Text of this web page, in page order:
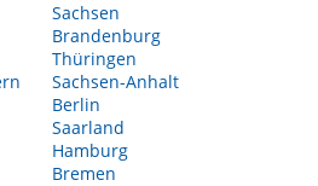
Sachsen
Brandenburg
Thüringen
Sachsen-Anhalt
Berlin
Saarland
Hamburg
Bremen